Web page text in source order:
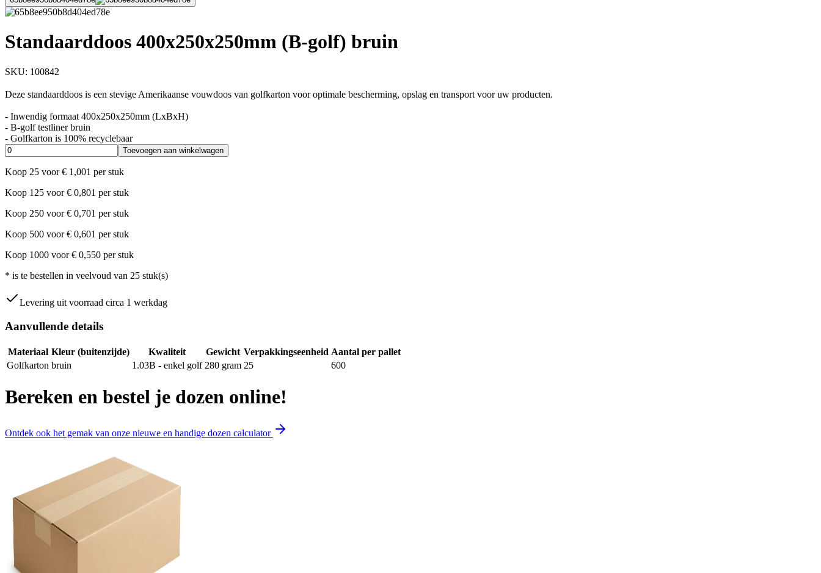
Standaarddoos 400x250x250mm (B-golf) bruin
SKU: 100842
Deze standaarddoos is een stevige Amerikaanse vouwdoos van golfkarton voor optimale bescherming, opslag en transport voor uw producten.
- Inwendig formaat 400x250x250mm (LxBxH)
- B-golf testliner bruin
- Golfkarton is 100% recyclebaar
Toevoegen aan winkelwagen
Koop 25 voor € 1,001 per stuk
Koop 125 voor € 0,801 per stuk
Koop 250 voor € 0,701 per stuk
Koop 500 voor € 0,601 per stuk
Koop 1000 voor € 0,550 per stuk
* is te bestellen in veelvoud van 25 stuk(s)
Levering uit voorraad circa 1 werkdag
Aanvullende details
Materiaal Kleur (buitenzijde) Kwaliteit Gewicht Verpakkingseenheid Aantal per pallet
Golfkarton bruin 1.03B - enkel golf 280 gram 25 600
Bereken en bestel je dozen online!
Ontdek ook het gemak van onze nieuwe en handige dozen calculator